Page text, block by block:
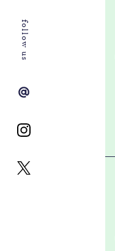
follow us